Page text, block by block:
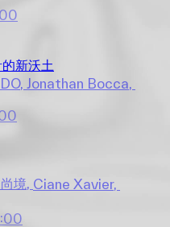
新沃土
, Jonathan Bocca,
尚境 Ciane Xavier,